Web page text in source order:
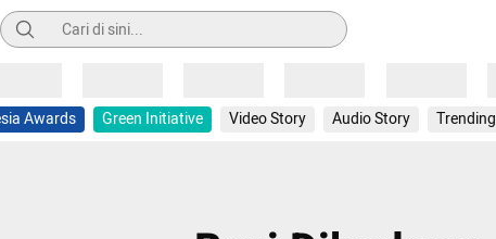
Pencarian
Awards Green Initiative Video Story Audio Story Trending